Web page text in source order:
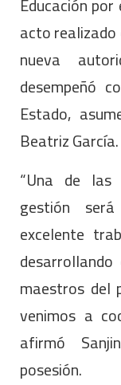
acto realizado
nueva
desempeñó
Estado,
Beatriz García.
“Una de las
gestión
excelente
maestros del
venimos a
afirmó
posesión.